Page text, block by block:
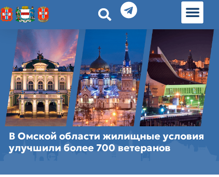
В Омской области жилищные условия
улучшили более 700 ветеранов